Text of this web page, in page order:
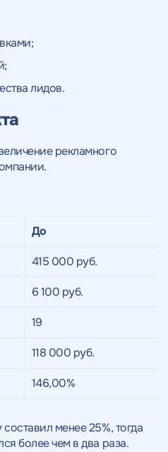
лидов.
рекламного
До
415 000 руб.
6 100 руб.
19
118 000 руб.
146,00%
менее 25%, тогда
более чем в два раза.